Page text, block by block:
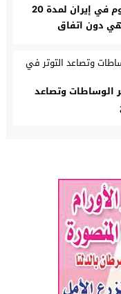
واشنطن تقترح وقف تخصيب اليورانيوم في إيران لمدة 20
دون اتفاق
الوساطات وتصاعد